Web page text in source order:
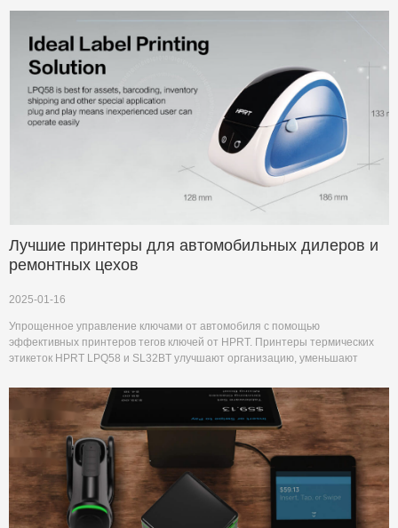
Лучшие принтеры для автомобильных дилеров и
ремонтных цехов
2025-01-16
Упрощенное управление ключами от автомобиля с помощью
эффективных принтеров тегов ключей от HPRT. Принтеры термических
этикеток HPRT LPQ58 и SL32BT улучшают организацию, уменьшают
ремонтном цехе.